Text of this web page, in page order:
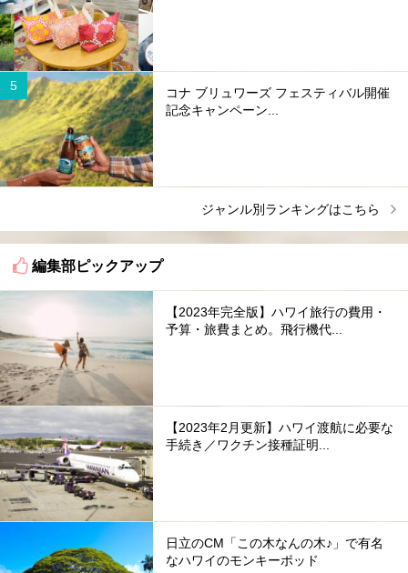
コナ ブリュワーズ フェスティバル開催
記念キャンペーン...
ジャンル別ランキングはこちら
編集部ピックアップ
【2023年完全版】ハワイ旅行の費用・
予算・旅費まとめ。飛行機代...
【2023年2月更新】ハワイ渡航に必要な
手続き／ワクチン接種証明...
日立のCM「この木なんの木♪」で有名
なハワイのモンキーポッド